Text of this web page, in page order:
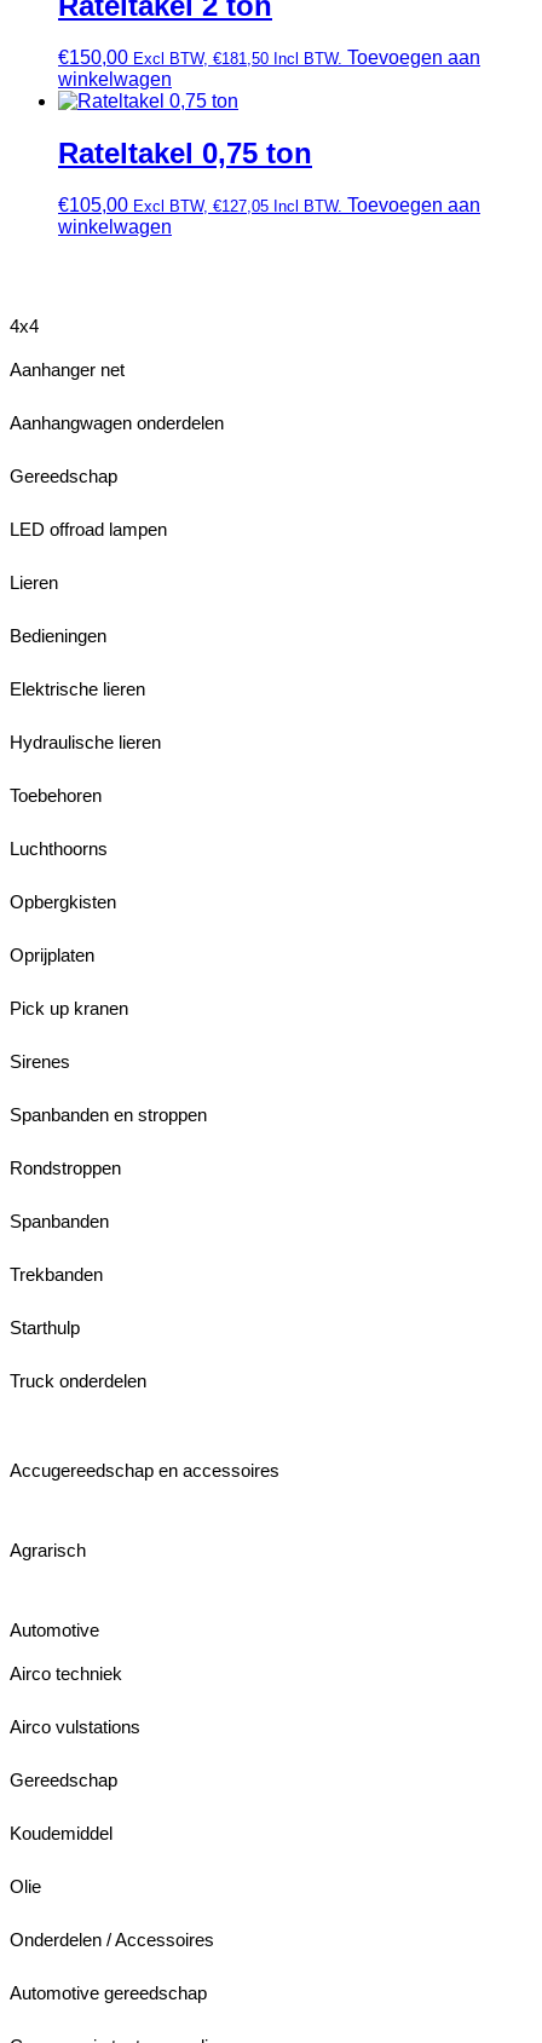
€150,00 Excl BTW, €181,50 Incl BTW. Toevoegen aan
winkelwagen
Rateltakel 0,75 ton
€105,00 Excl BTW, €127,05 Incl BTW. Toevoegen aan
winkelwagen
4x4
Aanhanger net
Aanhangwagen onderdelen
Gereedschap
LED offroad lampen
Lieren
Bedieningen
Elektrische lieren
Hydraulische lieren
Toebehoren
Luchthoorns
Opbergkisten
Oprijplaten
Pick up kranen
Sirenes
Spanbanden en stroppen
Rondstroppen
Spanbanden
Trekbanden
Starthulp
Truck onderdelen
Accugereedschap en accessoires
Agrarisch
Automotive
Airco techniek
Airco vulstations
Gereedschap
Koudemiddel
Olie
Onderdelen / Accessoires
Automotive gereedschap